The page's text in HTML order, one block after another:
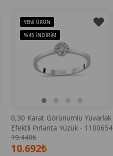
0,30 Karat Görünümlü Yuvarlak
Efektli Pırlanta Yüzük - 1100654
10.692₺
19.440₺
YENI ÜRÜN
%45 İNDIRIM